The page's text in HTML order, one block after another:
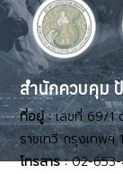
สำนักควบคุม
ที่อยู่ :เลขที่ 69/1
ราชเทวี กรุงเทพฯ
โทรสาร :02-653-